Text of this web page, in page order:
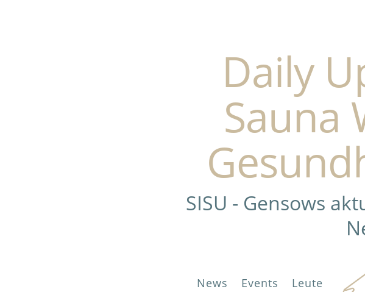
Daily
Sauna
SISU - Gensows
News Events Leute